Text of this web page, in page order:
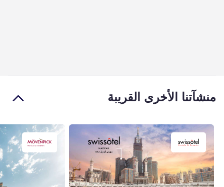
منشآتنا الأخرى القريبة